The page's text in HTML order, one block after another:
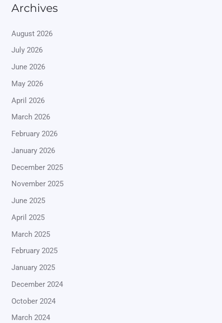
Archives
August 2026
July 2026
June 2026
May 2026
April 2026
March 2026
February 2026
January 2026
December 2025
November 2025
June 2025
April 2025
March 2025
February 2025
January 2025
December 2024
October 2024
March 2024